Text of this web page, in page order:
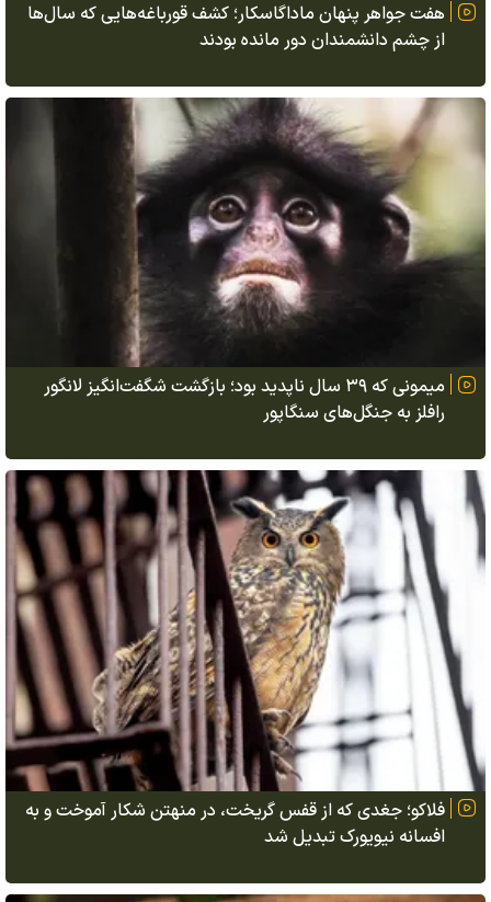
هفت جواهر پنهان ماداگاسکار؛ کشف قورباغه‌هایی که سال‌ها
از چشم دانشمندان دور مانده بودند
میمونی که ۳۹ سال ناپدید بود؛ بازگشت شگفت‌انگیز لانگور
رافلز به جنگل‌های سنگاپور
فلاکو؛ جغدی که از قفس گریخت، در منهتن شکار آموخت و به
افسانه نیویورک تبدیل شد